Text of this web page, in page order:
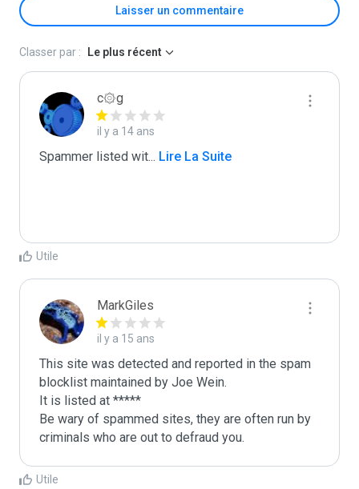
Laisser un commentaire
Classer par : Le plus récent
c۞g
il y a 14 ans
Spammer listed wit... Lire La Suite
Utile
MarkGiles
il y a 15 ans
This site was detected and reported in the spam
blocklist maintained by Joe Wein.
It is listed at *****
Be wary of spammed sites, they are often run by
criminals who are out to defraud you.
Utile